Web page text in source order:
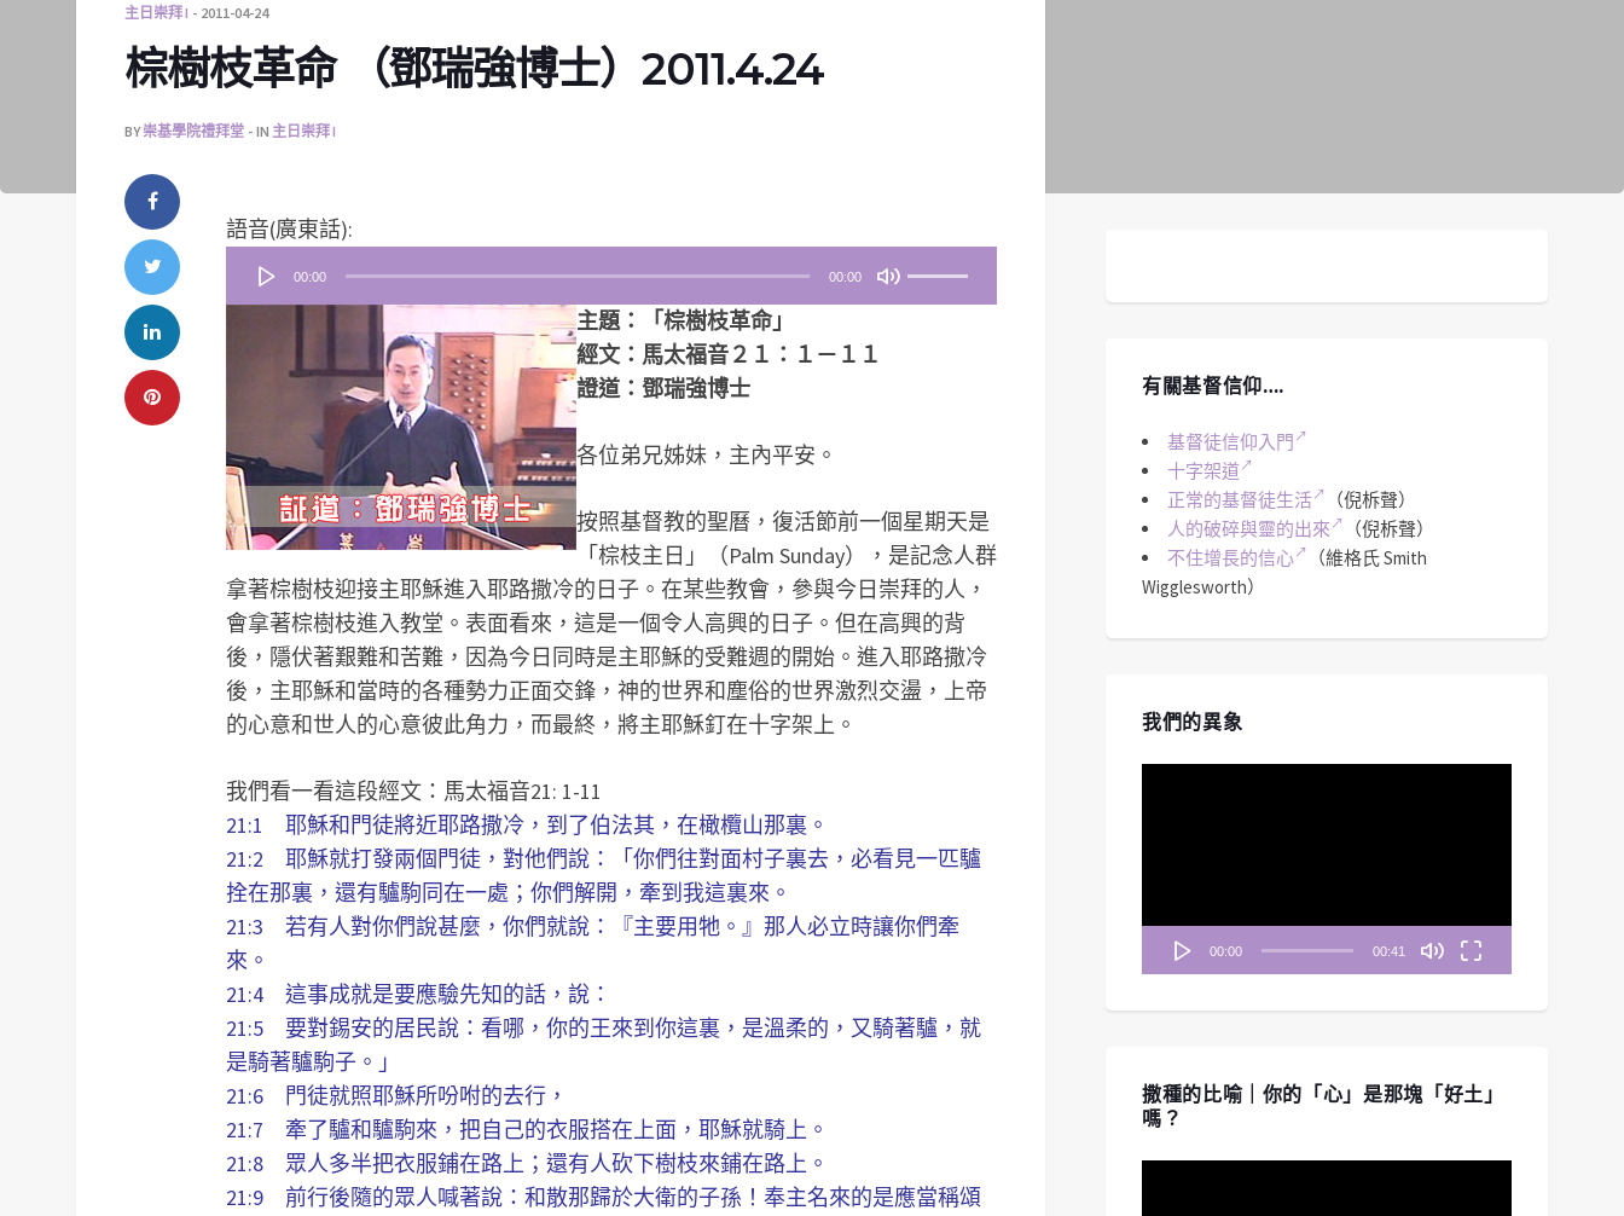
主日崇拜 I 2011-04-24
棕樹枝革命 （鄧瑞強博士）2011.4.24
BY崇基學院禮拜堂 IN 主日崇拜 I
語音(廣東話):
器
00:00 00:00
以
提
高
或
降
低
主題：「棕樹枝革命」
經文：馬太福音２１：１－１１
證道：鄧瑞強博士
各位弟兄姊妹，主內平安。
按照基督教的聖曆，復活節前一個星期天是
「棕枝主日」（Palm Sunday），是記念人群
拿著棕樹枝迎接主耶穌進入耶路撒冷的日子。在某些教會，參與今日崇拜的人，
會拿著棕樹枝進入教堂。表面看來，這是一個令人高興的日子。但在高興的背
後，隱伏著艱難和苦難，因為今日同時是主耶穌的受難週的開始。進入耶路撒冷
後，主耶穌和當時的各種勢力正面交鋒，神的世界和塵俗的世界激烈交盪，上帝
的心意和世人的心意彼此角力，而最終，將主耶穌釘在十字架上。
我們看一看這段經文：馬太福音21: 1-11
21:1 耶穌和門徒將近耶路撒冷，到了伯法其，在橄欖山那裏。
21:2 耶穌就打發兩個門徒，對他們說：「你們往對面村子裏去，必看見一匹驢
拴在那裏，還有驢駒同在一處；你們解開，牽到我這裏來。
21:3 若有人對你們說甚麼，你們就說：『主要用牠。』那人必立時讓你們牽
來。
21:4 這事成就是要應驗先知的話，說：
21:5 要對錫安的居民說：看哪，你的王來到你這裏，是溫柔的，又騎著驢，就
是騎著驢駒子。」
21:6 門徒就照耶穌所吩咐的去行，
21:7 牽了驢和驢駒來，把自己的衣服搭在上面，耶穌就騎上。
21:8 眾人多半把衣服鋪在路上；還有人砍下樹枝來鋪在路上。
21:9 前行後隨的眾人喊著說：和散那歸於大衛的子孫！奉主名來的是應當稱頌
有關基督信仰….
基督徒信仰入門
十字架道
正常的基督徒生活
（倪柝聲）
人的破碎與靈的出來
（倪柝聲）
不住增長的信心
（維格氏 Smith
Wigglesworth）
我們的異象
00:00 00:41
撒種的比喻｜你的「心」是那塊「好土」
嗎？